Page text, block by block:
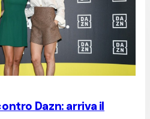
Dazn: arriva il